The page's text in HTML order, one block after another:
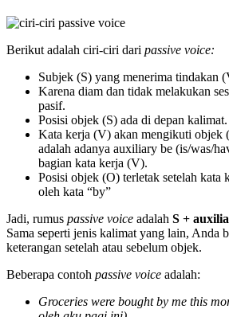
Berikut adalah ciri-ciri dari passive voice:
Subjek (S) yang menerima tindakan
Karena diam dan tidak melakukan
pasif.
Posisi objek (S) ada di depan kalimat.
Kata kerja (V) akan mengikuti objek
adalah adanya auxiliary be (is/was/
bagian kata kerja (V).
Posisi objek (O) terletak setelah
oleh kata “by”
Jadi, rumus passive voice adalah S +
Sama seperti jenis kalimat yang lain, Anda
keterangan setelah atau sebelum objek.
Beberapa contoh passive voice adalah:
Groceries were bought by me this